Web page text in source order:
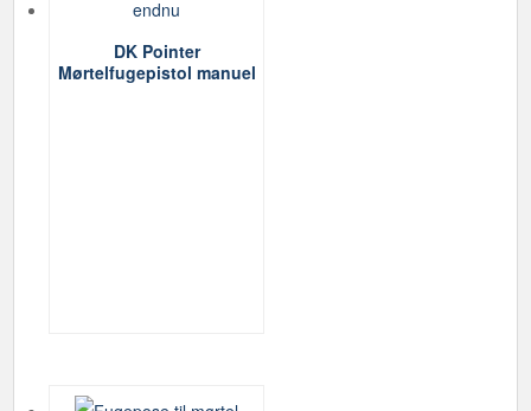
DK Pointer
Mørtelfugepistol manuel